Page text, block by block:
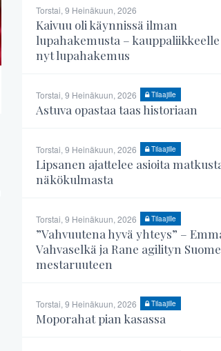
Torstai, 9 Heinäkuun, 2026
Kaivuu oli käynnissä ilman
lupahakemusta –
nyt lupahakemus
Torstai, 9 Heinäkuun, 2026 Tilaajille
Astuva opastaa taas historiaan
Torstai, 9 Heinäkuun, 2026 Tilaajille
Lipsanen ajattelee asioita
näkökulmasta
Torstai, 9 Heinäkuun, 2026 Tilaajille
”Vahvuutena hyvä yhteys” –
Vahvaselkä ja Rane agilityn
mestaruuteen
Torstai, 9 Heinäkuun, 2026 Tilaajille
Moporahat pian kasassa